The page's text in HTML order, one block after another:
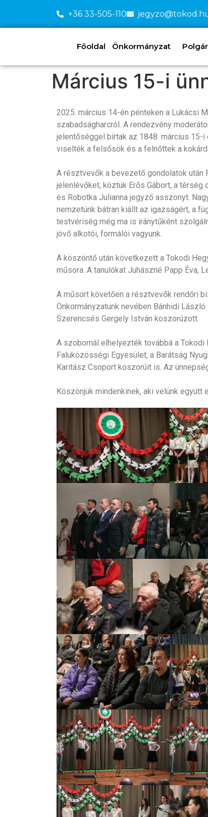
+36 33-505-110
Főoldal Önkormányzat
Március 15-i
2025. március 14-én pénteken a Lukácsi
szabadságharcról. A rendezvény
jelentőséggel bírtak az 1848. március 15-
viselték a felsősök és a felnőttek a
A résztvevők a bevezető gondolatok
jelenlévőket, köztük Erős Gábort, a
és Robotka Julianna jegyző asszonyt.
nemzetünk bátran kiállt az igazságért, a
testvériség még ma is iránytűként
jövő alkotói, formálói vagyunk.
A köszöntő után következett a Tokodi
műsora. A tanulókat Juhászné Papp Éva,
A műsort követően a résztvevők rendőri
Önkormányzatunk nevében Bánhidi
Szerencsés Gergely István koszorúzott.
A szobornál elhelyezték továbbá a Tokodi
Faluközösségi Egyesület, a Barátság
Karitász Csoport koszorúit is. Az
Köszönjük mindenkinek, aki velünk